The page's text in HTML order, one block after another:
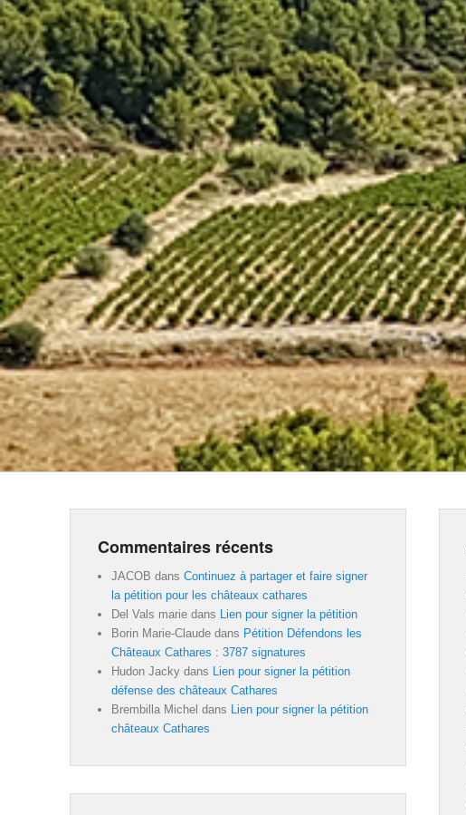
Commentaires récents
JACOB dans Continuez à partager et faire signer
la pétition pour les châteaux cathares
Del Vals marie dans
Lien pour signer la pétition
Borin Marie-Claude dans Pétition Défendons les
Châteaux Cathares : 3787 signatures
Hudon Jacky dans
Lien pour signer la pétition
défense des châteaux Cathares
Brembilla Michel dans
Lien pour signer la pétition
châteaux Cathares